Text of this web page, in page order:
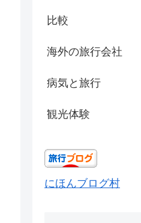
比較
海外の旅行会社
病気と旅行
観光体験
にほんブログ村